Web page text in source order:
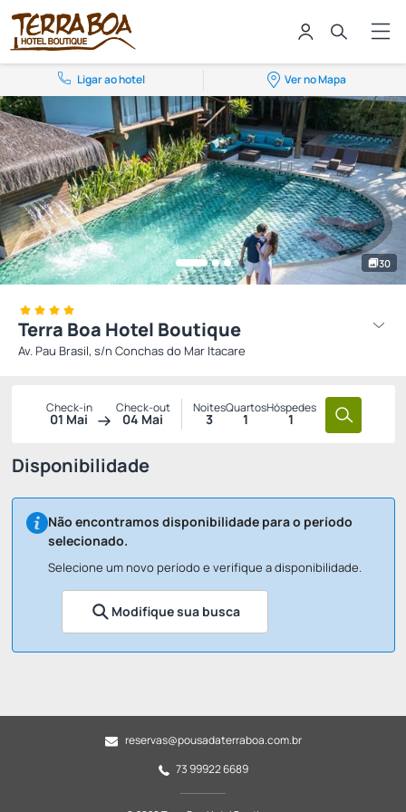
Ligar ao hotel Ver no Mapa
30
Terra Boa Hotel Boutique
Av. Pau Brasil, s/n Conchas do Mar Itacare
Check-in
01 Mai
Check-out
04 Mai
Noites
3
Quartos
1
Hóspedes
1
Disponibilidade
Não encontramos disponibilidade para o período
selecionado.
Selecione um novo período e verifique a disponibilidade.
Modifique sua busca
reservas@pousadaterraboa.com.br
73 99922 6689